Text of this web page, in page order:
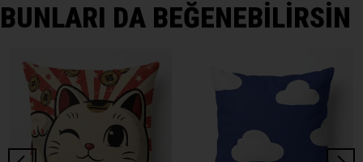
BUNLARI DA BEĞENEBİLİRSİN